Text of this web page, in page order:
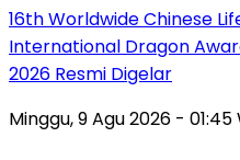
16th Worldwide Chinese
International Dragon
2026 Resmi Digelar
Minggu, 9 Agu 2026 - 01:45